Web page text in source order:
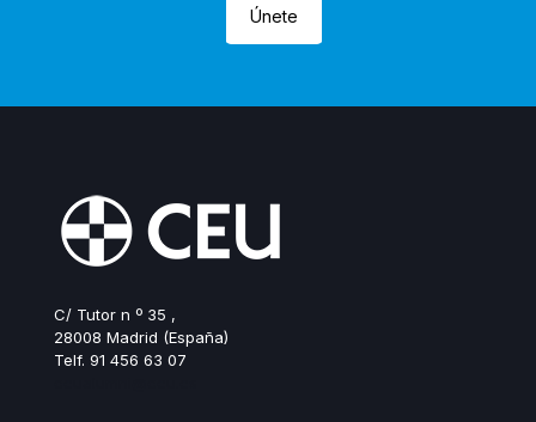
Únete
C/ Tutor n º 35 ,
28008 Madrid (España)
Telf. 91 456 63 07